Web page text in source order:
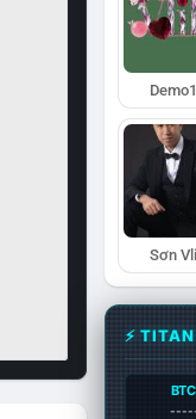
Sơn
⚡
BTC